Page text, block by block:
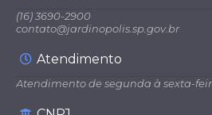
(16) 3690-2900
contato@jardinopolis.sp.gov.br
Atendimento
Atendimento de segunda à sexta-